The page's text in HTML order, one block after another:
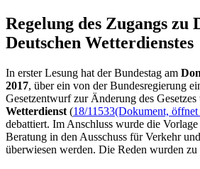
Regelung des Zugangs zu
Deutschen Wetterdienstes
In erster Lesung hat der Bundestag am
2017, über ein von der Bundesregierung
Gesetzentwurf zur Änderung des Gesetzes
Wetterdienst (18/11533(Dokument, öffnet
debattiert. Im Anschluss wurde die
Beratung in den Ausschuss für Verkehr
überwiesen werden. Die Reden wurden